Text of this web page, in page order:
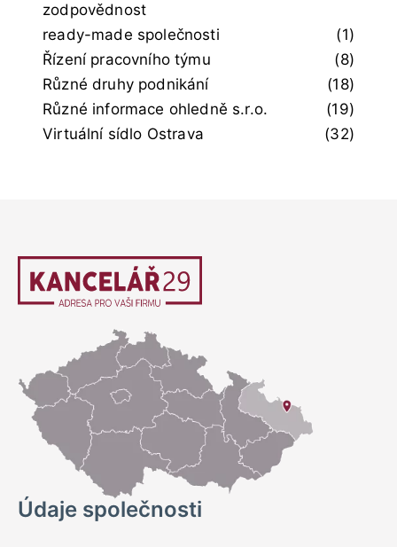
zodpovědnost
ready-made společnosti
(1)
Řízení pracovního týmu
(8)
Různé druhy podnikání
(18)
Různé informace ohledně s.r.o.
(19)
Virtuální sídlo Ostrava
(32)
Údaje společnosti